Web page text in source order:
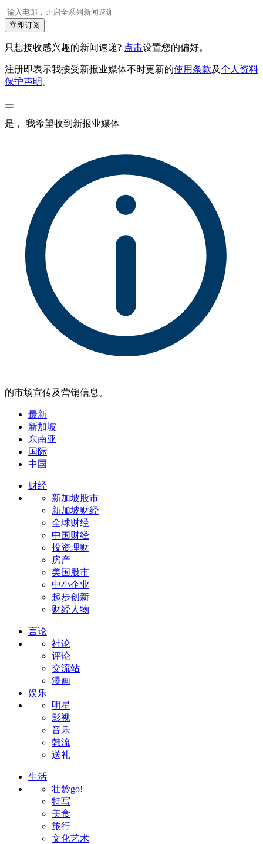
立即订阅
只想接收感兴趣的新闻速递? 点击设置您的偏好。
注册即表示我接受新报业媒体不时更新的使用条款及个人资料
保护声明 。
是， 我希望收到新报业媒体
的市场宣传及营销信息。
最新
新加坡
东南亚
国际
中国
财经
新加坡股市
新加坡财经
全球财经
中国财经
投资理财
房产
美国股市
中小企业
起步创新
财经人物
言论
社论
评论
交流站
漫画
娱乐
明星
影视
音乐
韩流
送礼
生活
壮龄go!
特写
美食
旅行
文化艺术